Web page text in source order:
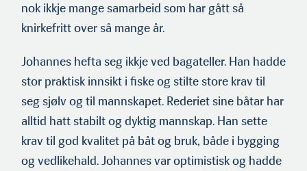
nok ikkje mange samar­beid som har gått så
knirkefritt over så mange år.
Johannes hefta seg ikkje ved bagateller. Han hadde
stor praktisk innsikt i fiske og stilte store krav til
seg sjølv og til man­nskapet. Rederiet sine båtar har
alltid hatt stabilt og dyktig mannskap. Han sette
krav til god kvalitet på båt og bruk, både i bygging
og vedlikehald. Johannes var optimistisk og hadde